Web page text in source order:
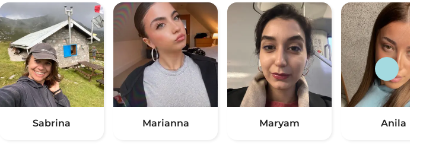
Sabrina Marianna Maryam Anila